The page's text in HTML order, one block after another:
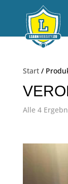
Start/
Alle 4